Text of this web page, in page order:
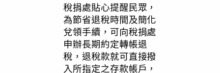
稅捐處貼心提醒民眾，
為節省退稅時間及簡化
兌領手續，可向稅捐處
申辦長期約定轉帳退
稅，退稅款就可直接撥
入所指定之存款帳戶，